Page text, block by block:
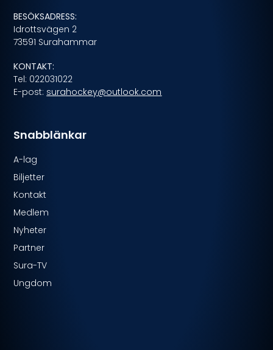
Snabblänkar
A-lag
Biljetter
Kontakt
Medlem
Nyheter
Partner
Sura-TV
Ungdom
BESÖKSADRESS:
Idrottsvägen 2
73591 Surahammar
KONTAKT:
Tel: 022031022
E-post: surahockey@outlook.com